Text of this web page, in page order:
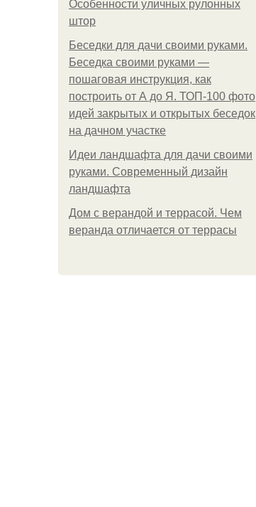
Особенности уличных рулонных
штор
Беседки для дачи своими руками.
Беседка своими руками —
пошаговая инструкция, как
построить от А до Я. ТОП-100 фото
идей закрытых и открытых беседок
на дачном участке
Идеи ландшафта для дачи своими
руками. Современный дизайн
ландшафта
Дом с верандой и террасой. Чем
веранда отличается от террасы